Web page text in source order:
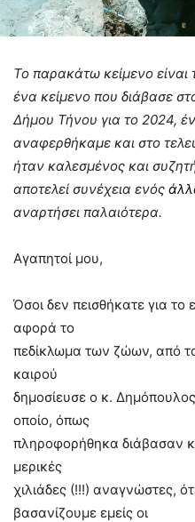
Το παρακάτω κείμενο είναι
ένα κείμενο που διάβασε
Δήμου Τήνου για το 2024,
αναφερθήκαμε και στο
ήταν καλεσμένος και
αποτελεί συνέχεια ενός
αναρτήσει παλαιότερα.
Αγαπητοί μου,
Όσοι δεν πεισθήκατε για
αφορά το
πεδίκλωμα των ζώων, από
καιρού
δημοσίευσε ο κ.
οποίο, όπως
πληροφορήθηκα διάβασαν
μερικές
χιλιάδες (!!!) αναγνώστες,
βασανίζουμε εμείς οι